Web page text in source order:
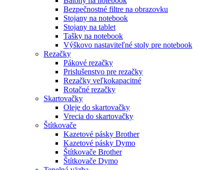
Bezpečnostné filtre na obrazovku
Stojany na notebook
Stojany na tablet
Tašky na notebook
Výškovo nastaviteľné stoly pre notebook
Rezačky
Pákové rezačky
Prislušenstvo pre rezačky
Rezačky veľkokapacitné
Rotačné rezačky
Skartovačky
Oleje do skartovačky
Vrecia do skartovačky
Štítkovače
Kazetové pásky Brother
Kazetové pásky Dymo
Štítkovače Brother
Štítkovače Dymo